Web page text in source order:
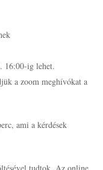
16:00-ig lehet.
a zoom meghívókat a
ami a kérdések